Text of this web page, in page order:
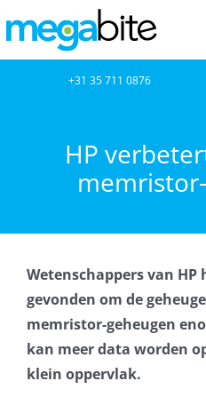
naar
inhoud
Netwerkbeheer
Cloud Computing
VOIP
Microsoft NCE
+31 35 711 0876
HP
Wetenschappers van HP
gevonden om de
memristor-geheugen
kan meer data worden
klein oppervlak.